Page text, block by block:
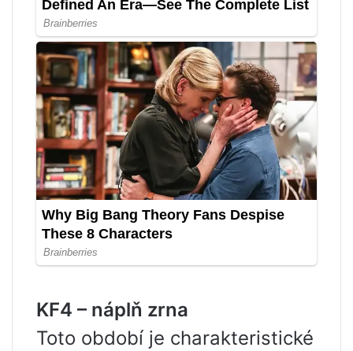
KF4 – náplň zrna
Toto období je charakteristické